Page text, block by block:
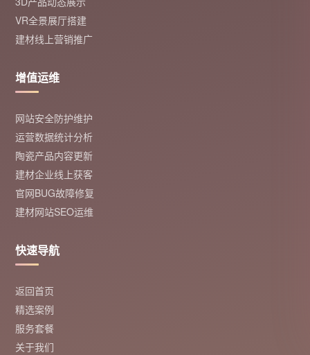
VR全景展厅搭建
建材线上营销推广
增值运维
网站安全防护维护
运营数据统计分析
陶瓷产品内容更新
建材企业线上获客
官网BUG故障修复
建材网站SEO运维
快速导航
返回首页
精选案例
服务套餐
关于我们